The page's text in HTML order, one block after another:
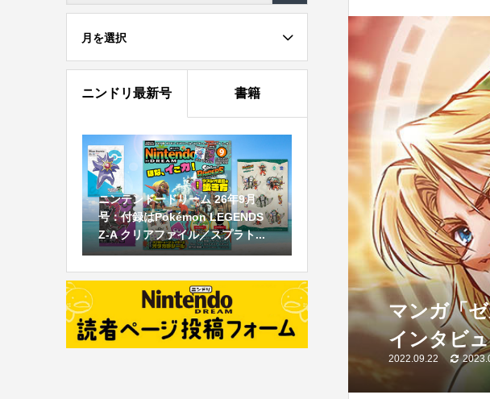
マンガ「
インタビ
2022.09.22
月を選択
ニンドリ最新号 書籍
ニンテンドードリーム 26年9月
号：付録はPokémon LEGENDS
Z-A クリアファイル／スプラト...